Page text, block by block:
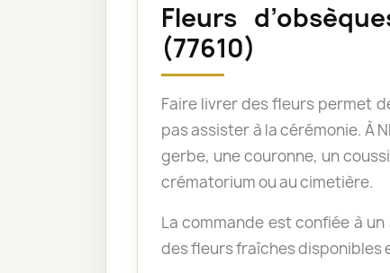
Fleurs
(77610)
Faire livrer des fleurs permet
pas assister à la cérémonie. À
gerbe, une couronne, un
crématorium ou au cimetière.
La commande est confiée à
des fleurs fraîches disponibles